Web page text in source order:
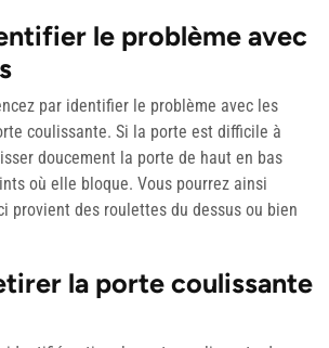
le problème avec
par identifier le problème avec les
coulissante. Si la porte est difficile à
doucement la porte de haut en bas
où elle bloque. Vous pourrez ainsi
provient des roulettes du dessus ou bien
la porte coulissante